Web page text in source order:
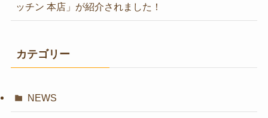
ッチン 本店」が紹介されました！
カテゴリー
NEWS